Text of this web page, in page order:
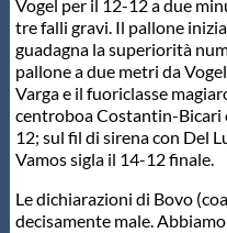
Vogel per il 12-12 a due
tre falli gravi. Il pallone
guadagna la superiorità
pallone a due metri da
Varga e il fuoriclasse
centroboa Costantin-Bicari
12; sul fil di sirena con Del
Vamos sigla il 14-12 finale.
Le dichiarazioni di Bovo
decisamente male.